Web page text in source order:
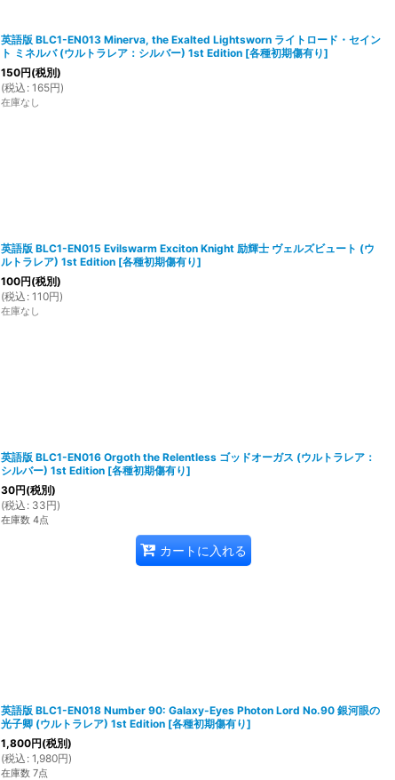
英語版 BLC1-EN013 Minerva, the Exalted Lightsworn ライトロード・セイン
ト ミネルバ (ウルトラレア：シルバー) 1st Edition [各種初期傷有り]
150円(税別)
(税込 : 165円)
在庫なし
英語版 BLC1-EN015 Evilswarm Exciton Knight 励輝士 ヴェルズビュート (ウ
ルトラレア) 1st Edition [各種初期傷有り]
100円(税別)
(税込 : 110円)
在庫なし
英語版 BLC1-EN016 Orgoth the Relentless ゴッドオーガス (ウルトラレア：
シルバー) 1st Edition [各種初期傷有り]
30円(税別)
(税込 : 33円)
在庫数 4点
カートに入れる
英語版 BLC1-EN018 Number 90: Galaxy-Eyes Photon Lord No.90 銀河眼の
光子卿 (ウルトラレア) 1st Edition [各種初期傷有り]
1,800円(税別)
(税込 : 1,980円)
在庫数 7点